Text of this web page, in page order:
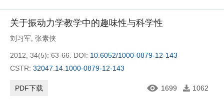
关于振动力学教学中的趣味性与科学性
刘习军 张素侠
2012, 34(5): 63-66. DOI: 10.6052/1000-0879-12-143
CSTR: 32047.14.1000-0879-12-143
PDF下载 1699 1062